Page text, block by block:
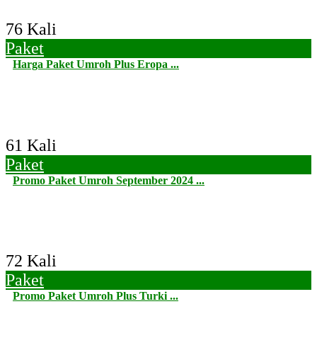
76 Kali
Paket
Harga Paket Umroh Plus Eropa ...
61 Kali
Paket
Promo Paket Umroh September 2024 ...
72 Kali
Paket
Promo Paket Umroh Plus Turki ...